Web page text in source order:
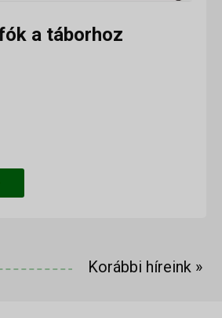
a táborhoz
Korábbi híreink »